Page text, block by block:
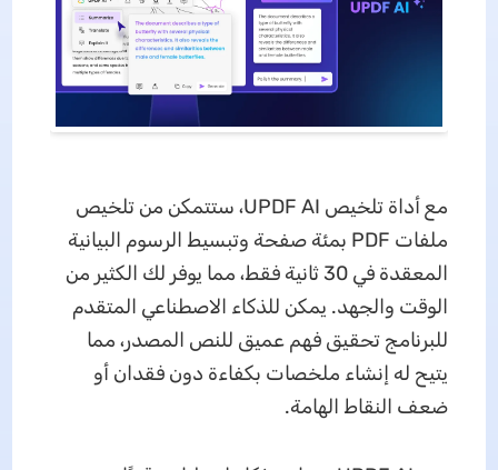
مع أداة تلخيص UPDF AI، ستتمكن من تلخيص
ملفات PDF بمئة صفحة وتبسيط الرسوم البيانية
المعقدة في 30 ثانية فقط، مما يوفر لك الكثير من
الوقت والجهد. يمكن للذكاء الاصطناعي المتقدم
للبرنامج تحقيق فهم عميق للنص المصدر، مما
يتيح له إنشاء ملخصات بكفاءة دون فقدان أو
ضعف النقاط الهامة.